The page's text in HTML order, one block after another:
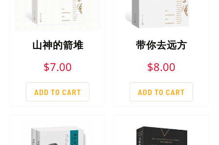
山神的箭堆
$7.00
ADD TO CART
带你去远方
$8.00
ADD TO CART